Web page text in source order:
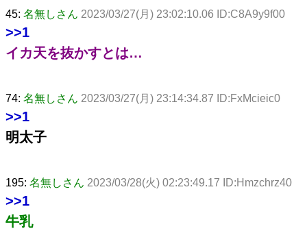
45: 名無しさん 2023/03/27(月) 23:02:10.06 ID:C8A9y9f00
>>1
イカ天を抜かすとは…
74: 名無しさん 2023/03/27(月) 23:14:34.87 ID:FxMcieic0
>>1
明太子
195: 名無しさん 2023/03/28(火) 02:23:49.17 ID:Hmzchrz40
>>1
牛乳